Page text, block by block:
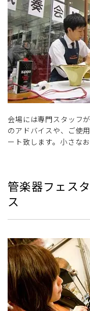
会場には専門スタッフ
のアドバイスや、ご使
ート致します。小さな
管楽器フェス
ス